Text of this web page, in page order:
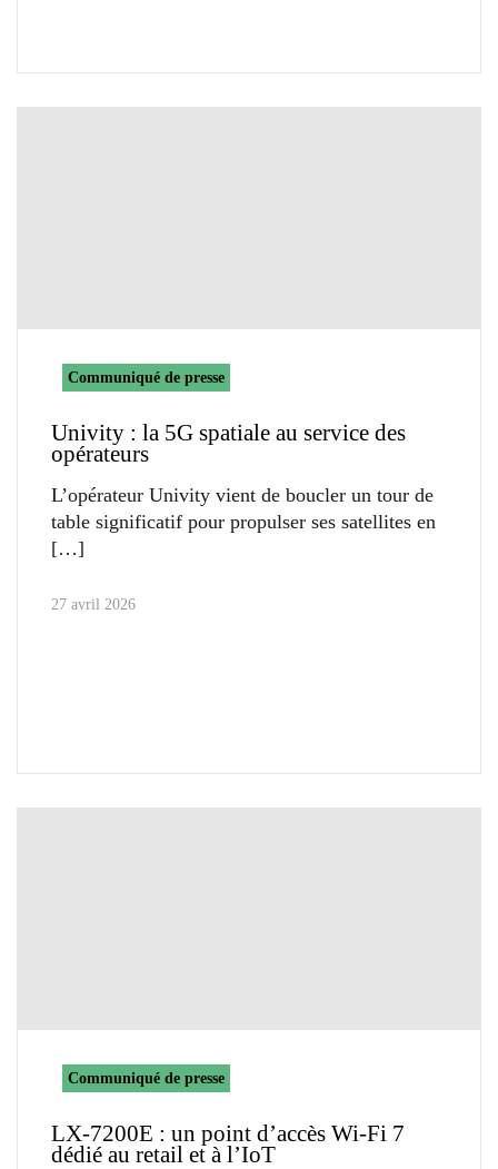
Communiqué de presse
Univity : la 5G spatiale au service des
opérateurs
L’opérateur Univity vient de boucler un tour de
table significatif pour propulser ses satellites en
27 avril 2026
Communiqué de presse
LX-7200E : un point d’accès Wi-Fi 7
dédié au retail et à l’IoT